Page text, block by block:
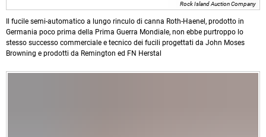
Rock Island Auction Company
Il fucile semi-automatico a lungo rinculo di canna Roth-Haenel, prodotto in
Germania poco prima della Prima Guerra Mondiale, non ebbe purtroppo lo
stesso successo commerciale e tecnico dei fucili progettati da John Moses
Browning e prodotti da Remington ed FN Herstal